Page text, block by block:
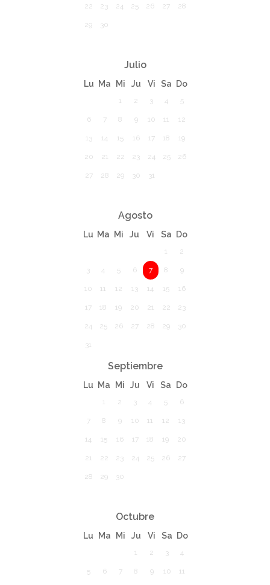
22 23 24 25 26 27 28
29 30
Julio
Lu Ma Mi Ju Vi Sa Do
1 2 3 4 5
6 7 8 9 10 11 12
13 14 15 16 17 18 19
20 21 22 23 24 25 26
27 28 29 30 31
Agosto
Lu Ma Mi Ju Vi Sa Do
1 2
3 4 5 6 7 8 9
10 11 12 13 14 15 16
17 18 19 20 21 22 23
24 25 26 27 28 29 30
31
Septiembre
Lu Ma Mi Ju Vi Sa Do
1 2 3 4 5 6
7 8 9 10 11 12 13
14 15 16 17 18 19 20
21 22 23 24 25 26 27
28 29 30
Octubre
Lu Ma Mi Ju Vi Sa Do
1 2 3 4
5 6 7 8 9 10 11